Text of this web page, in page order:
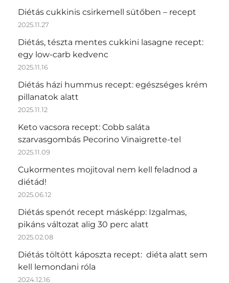
Diétás cukkinis csirkemell sütőben – recept
2025.11.27
Diétás, tészta mentes cukkini lasagne recept:
egy low-carb kedvenc
2025.11.16
Diétás házi hummus recept: egészséges krém
pillanatok alatt
2025.11.12
Keto vacsora recept: Cobb saláta
szarvasgombás Pecorino Vinaigrette-tel
2025.11.09
Cukormentes mojitoval nem kell feladnod a
diétád!
2025.06.12
Diétás spenót recept másképp: Izgalmas,
pikáns változat alig 30 perc alatt
2025.02.08
Diétás töltött káposzta recept: diéta alatt sem
kell lemondani róla
2024.12.16